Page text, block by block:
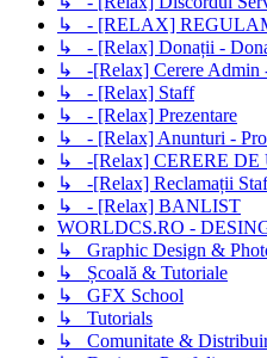
↳ - [RELAX]
↳ - [Relax] Donații -
↳ -[Relax] Cerere Admin
↳ - [Relax] Staff
↳ - [Relax] Prezentare
↳ - [Relax] Anunturi -
↳ -[Relax] CERERE DE
↳ -[Relax] Reclamații
↳ - [Relax] BANLIST
WORLDCS.RO -
↳ Graphic Design &
↳ Școală & Tutoriale
↳ GFX School
↳ Tutorials
↳ Comunitate &